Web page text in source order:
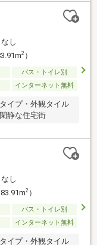
なし
2）
バス・トイレ別
インターネット無料
イプ・外観タイル
静な住宅街
なし
2）
バス・トイレ別
インターネット無料
イプ・外観タイル